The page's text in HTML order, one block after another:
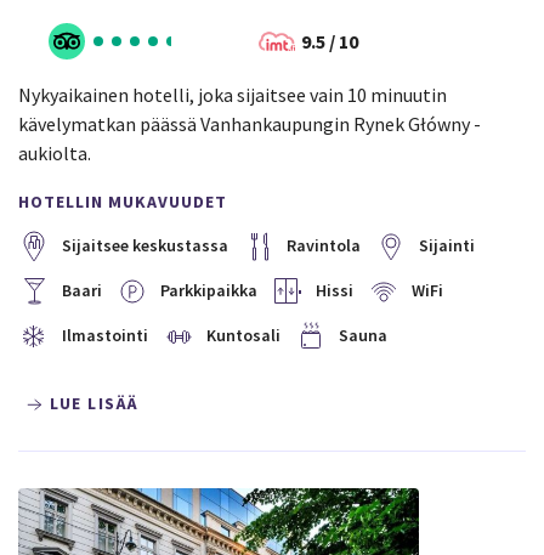
9.5 / 10
Nykyaikainen hotelli, joka sijaitsee vain 10 minuutin
kävelymatkan päässä Vanhankaupungin Rynek Główny -
aukiolta.
HOTELLIN MUKAVUUDET
Sijaitsee keskustassa
Ravintola Sijainti
Baari Parkkipaikka Hissi WiFi
Ilmastointi Kuntosali Sauna
LUE LISÄÄ